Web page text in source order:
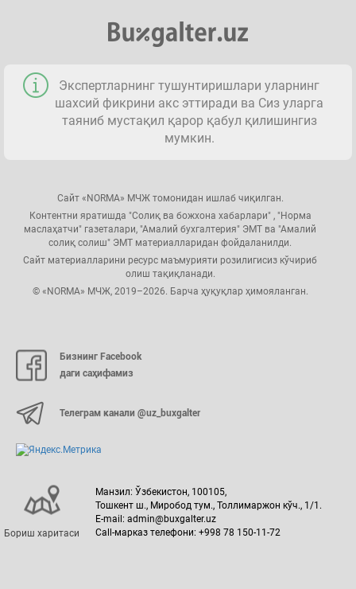
Экспертларнинг тушунтиришлари уларнинг
шахсий фикрини акс эттиради ва Сиз уларга
таяниб мустақил қарор қабул қилишингиз
мумкин.
Сайт «NORMA» МЧЖ томонидан ишлаб чиқилган.
Контентни яратишда "Солиқ ва божхона хабарлари" , "Норма
маслаҳатчи" газеталари, "Амалий бухгалтерия" ЭМТ ва "Амалий
солиқ солиш" ЭМТ материалларидан фойдаланилди.
Сайт материалларини ресурс маъмурияти розилигисиз кўчириб
олиш тақиқланади.
© «NORMA» МЧЖ, 2019–2026. Барча ҳуқуқлар ҳимояланган.
Бизнинг Facebook
даги саҳифамиз
Телеграм канали @uz_buxgalter
Бориш харитаси
Манзил: Ўзбекистон, 100105,
Тошкент ш., Миробод тум., Толлимаржон кўч., 1/1.
E-mail: admin@buxgalter.uz
Call-марказ телефони: +998 78 150-11-72